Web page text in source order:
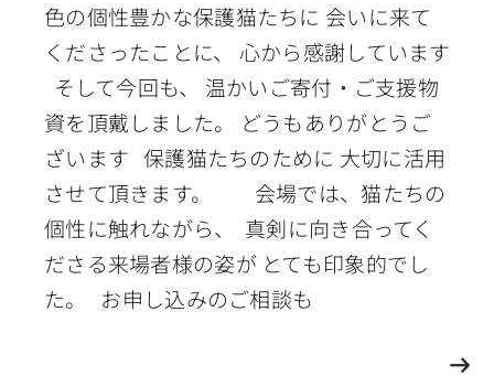
色の個性豊かな保護猫たちに 会いに来て
くださったことに、 心から感謝しています
そして今回も、 温かいご寄付・ご支援物
資を頂戴しました。 どうもありがとうご
ざいます 保護猫たちのために 大切に活用
させて頂きます。 会場では、猫たちの
個性に触れながら、 真剣に向き合ってく
ださる来場者様の姿が とても印象的でし
た。 お申し込みのご相談も